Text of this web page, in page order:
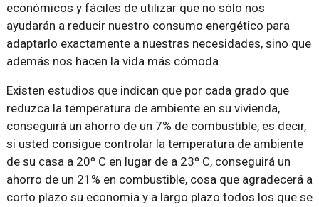
económicos y fáciles de utilizar que no sólo nos
ayudarán a reducir nuestro consumo energético para
adaptarlo exactamente a nuestras necesidades, sino que
además nos hacen la vida más cómoda.
Existen estudios que indican que por cada grado que
reduzca la temperatura de ambiente en su vivienda,
conseguirá un ahorro de un 7% de combustible, es decir,
si usted consigue controlar la temperatura de ambiente
de su casa a 20º C en lugar de a 23º C, conseguirá un
ahorro de un 21% en combustible, cosa que agradecerá a
corto plazo su economía y a largo plazo todos los que se